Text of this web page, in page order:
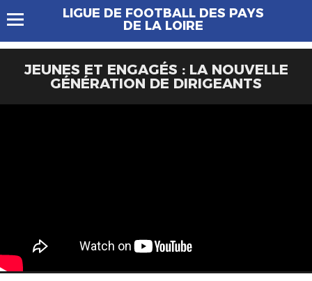
LIGUE DE FOOTBALL DES PAYS
DE LA LOIRE
JEUNES ET ENGAGÉS : LA NOUVELLE
GÉNÉRATION DE DIRIGEANTS